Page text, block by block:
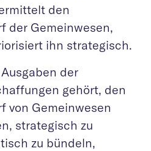
den
der Gemeinwesen,
ihn strategisch.
der
gehört, den
von Gemeinwesen
strategisch zu
zu bündeln,